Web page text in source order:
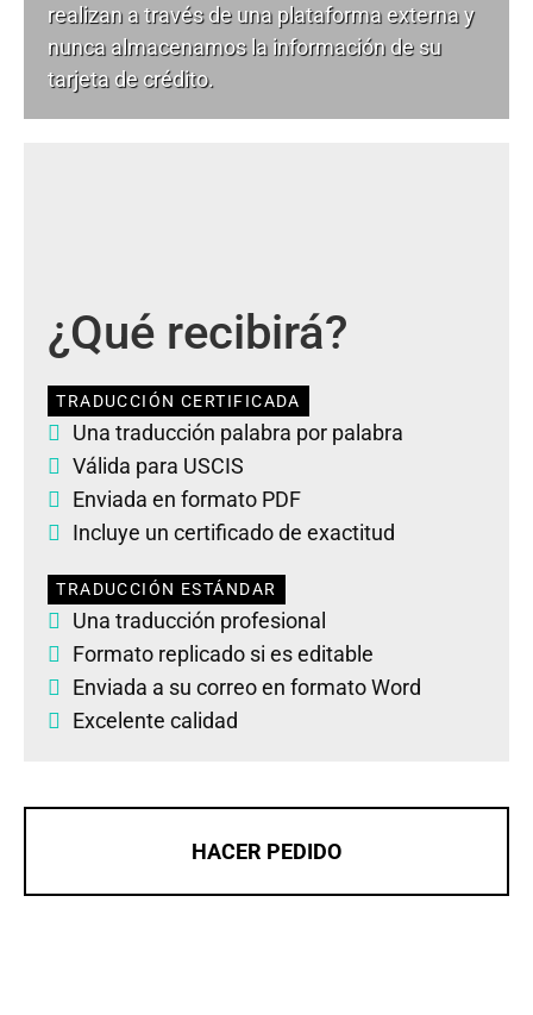
realizan a través de una plataforma externa y
nunca almacenamos la información de su
tarjeta de crédito.
¿Qué recibirá?
TRADUCCIÓN CERTIFICADA
Una traducción palabra por palabra
Válida para USCIS
Enviada en formato PDF
Incluye un certificado de exactitud
TRADUCCIÓN ESTÁNDAR
Una traducción profesional
Formato replicado si es editable
Enviada a su correo en formato Word
Excelente calidad
HACER PEDIDO